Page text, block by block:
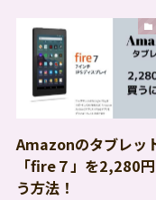
Amazonのタブレッ
「fire７」を2,280
う方法！